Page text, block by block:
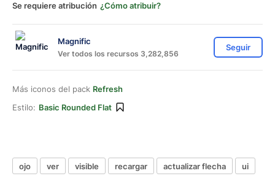
Se requiere atribución ¿Cómo atribuir?
Magnific
Ver todos los recursos 3,282,856
Seguir
Más iconos del pack Refresh
Estilo: Basic Rounded Flat
ojo ver visible recargar actualizar flecha
ui